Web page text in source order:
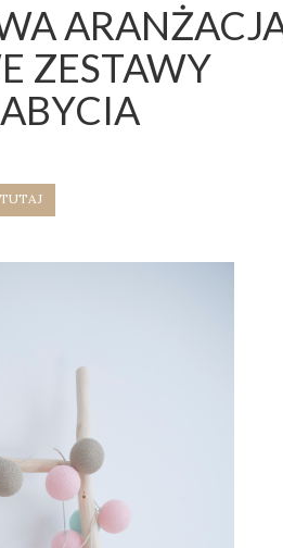
ZESTAWY
TUTAJ